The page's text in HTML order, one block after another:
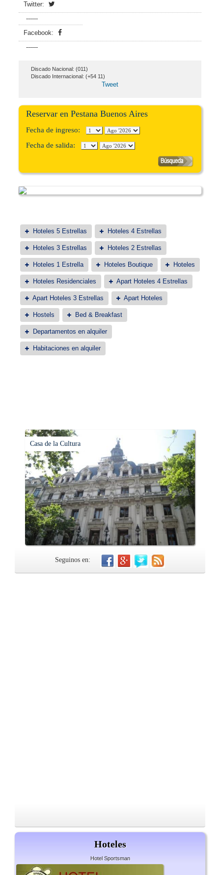
Twitter:
------
Facebook:
------
Discado Nacional: (011)
Discado Internacional: (+54 11)
Tweet
Reservar en Pestana Buenos Aires
Fecha de ingreso:
Fecha de salida:
Hoteles 5 Estrellas Hoteles 4 Estrellas
Hoteles 3 Estrellas Hoteles 2 Estrellas
Hoteles 1 Estrella Hoteles Boutique Hoteles
Hoteles Residenciales Apart Hoteles 4 Estrellas
Apart Hoteles 3 Estrellas Apart Hoteles
Hostels Bed & Breakfast
Departamentos en alquiler
Habitaciones en alquiler
Casa de la Cultura
Seguinos en:
Hoteles
Hotel Sportsman